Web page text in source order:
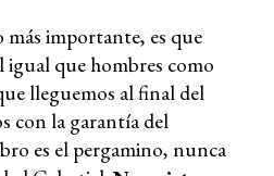
importante, es que
igual que hombres como
lleguemos al final del
con la garantía del
es el pergamino, nunca